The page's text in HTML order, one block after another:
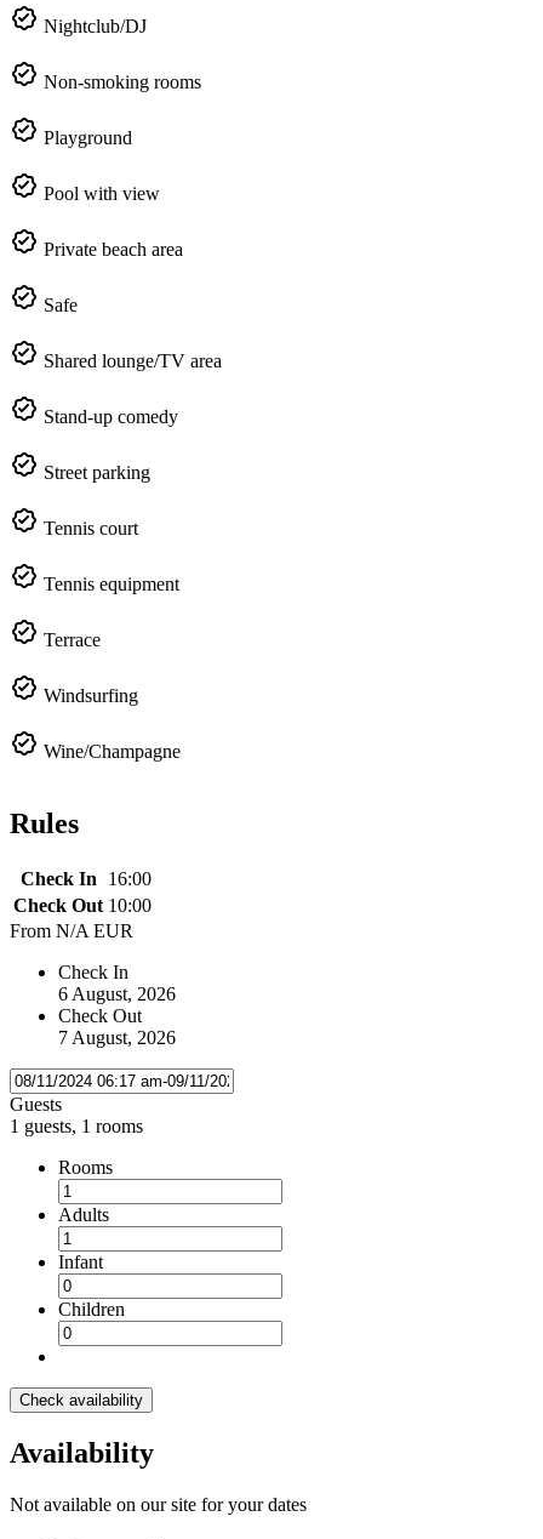
Nightclub/DJ
Non-smoking rooms
Playground
Pool with view
Private beach area
Safe
Shared lounge/TV area
Stand-up comedy
Street parking
Tennis court
Tennis equipment
Terrace
Windsurfing
Wine/Champagne
Rules
Check In
16:00
Check Out 10:00
From N/A EUR
Check In
6 August, 2026
Check Out
7 August, 2026
Guests
1 guests, 1 rooms
Rooms
Adults
Infant
Children
Check availability
Availability
Not available on our site for your dates